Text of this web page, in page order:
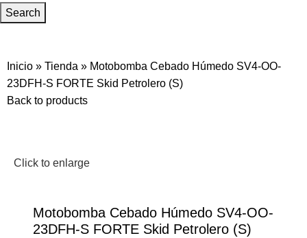
Search
Inicio » Tienda » Motobomba Cebado Húmedo SV4-OO-
23DFH-S FORTE Skid Petrolero (S)
Back to products
Click to enlarge
Motobomba Cebado Húmedo SV4-OO-
23DFH-S FORTE Skid Petrolero (S)